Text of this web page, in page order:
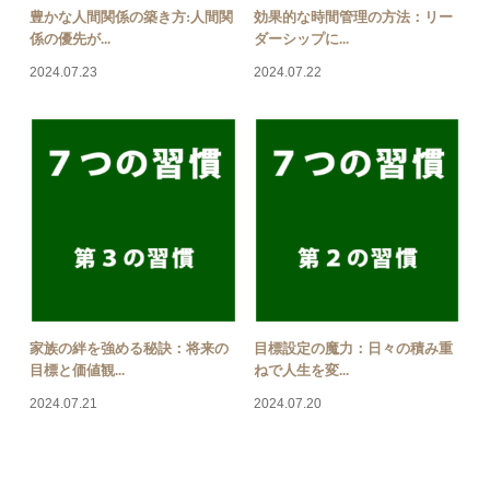
豊かな人間関係の築き方:人間関
係の優先が...
2024.07.23
効果的な時間管理の方法：リー
ダーシップに...
2024.07.22
家族の絆を強める秘訣：将来の
目標と価値観...
2024.07.21
目標設定の魔力：日々の積み重
ねで人生を変...
2024.07.20